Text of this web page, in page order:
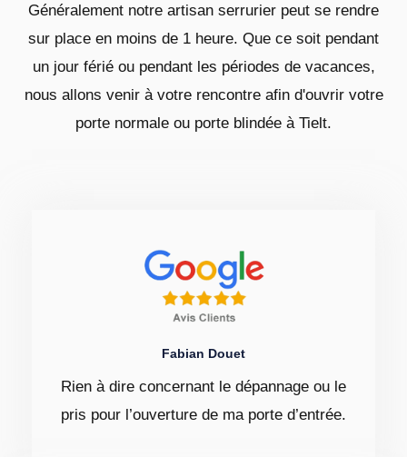
Généralement notre artisan serrurier peut se rendre
sur place en moins de 1 heure. Que ce soit pendant
un jour férié ou pendant les périodes de vacances,
nous allons venir à votre rencontre afin d'ouvrir votre
porte normale ou porte blindée à Tielt.
Fabian Douet
Rien à dire concernant le dépannage ou le
pris pour l’ouverture de ma porte d’entrée.